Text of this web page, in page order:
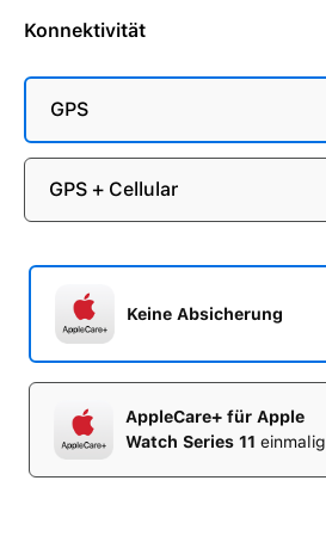
Konnektivität
GPS
GPS + Cellular
Keine Absicherung
AppleCare+ für Apple
Watch Series 11 einmalig